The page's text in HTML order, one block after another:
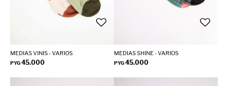
MEDIAS VINIS - VARIOS
PYG45.000
MEDIAS SHINE - VARIOS
PYG45.000